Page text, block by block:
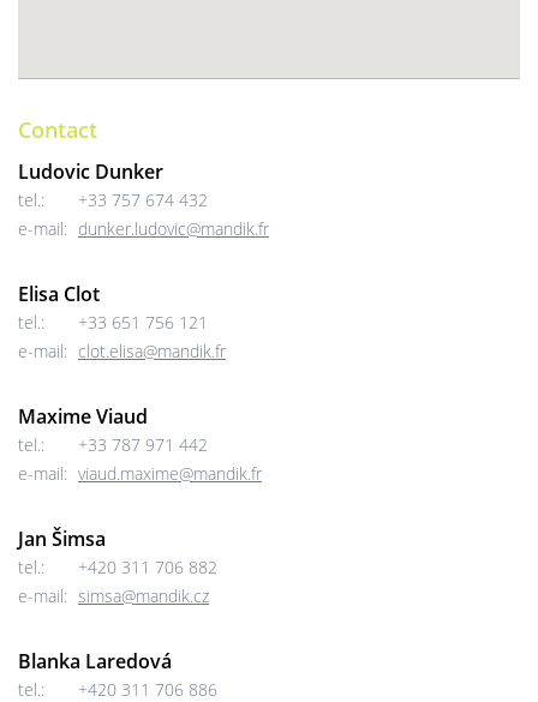
Contact
Ludovic Dunker
tel.:
+33 757 674 432
e-mail: dunker.ludovic@mandik.fr
Elisa Clot
tel.:
+33 651 756 121
e-mail: clot.elisa@mandik.fr
Maxime Viaud
tel.:
+33 787 971 442
e-mail: viaud.maxime@mandik.fr
Jan Šimsa
tel.:
+420 311 706 882
e-mail: simsa@mandik.cz
Blanka Laredová
tel.:
+420 311 706 886